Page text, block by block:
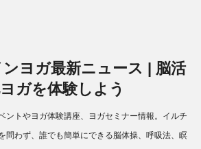
ヨガ最新ニュース | 脳活
ガを体験しよう
ントやヨガ体験講座、ヨガセミナー情報。イルチ
問わず、誰でも簡単にできる脳体操、呼吸法、瞑